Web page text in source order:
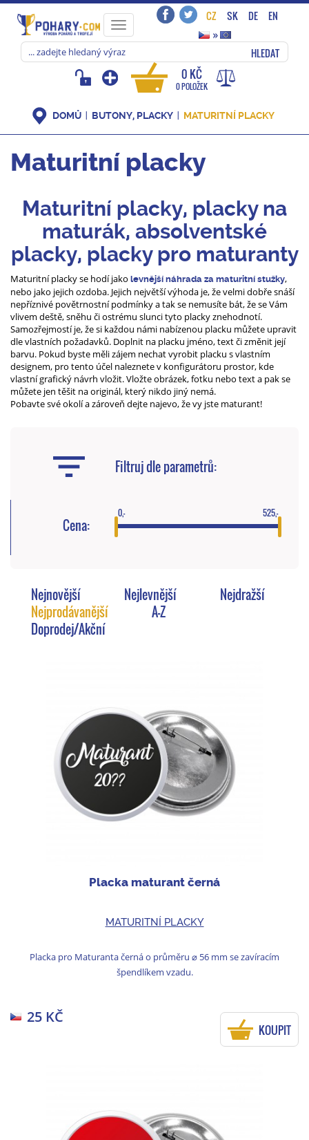
Toggle
navigation
CZ SK DE
EN
»
HLEDAT
0 KČ
0 POLOŽEK
DOMŮ BUTONY, PLACKY MATURITNÍ PLACKY
Maturitní placky
Maturitní placky, placky na
maturák, absolventské
placky, placky pro maturanty
Maturitní placky se hodí jako levnější náhrada za maturitní stužky,
nebo jako jejich ozdoba. Jejich největší výhoda je, že velmi dobře snáší
nepříznivé povětrnostní podmínky a tak se nemusíte bát, že se Vám
vlivem deště, sněhu či ostrému slunci tyto placky znehodnotí.
Samozřejmostí je, že si každou námi nabízenou placku můžete upravit
dle vlastních požadavků. Doplnit na placku jméno, text či změnit její
barvu. Pokud byste měli zájem nechat vyrobit placku s vlastním
designem, pro tento účel naleznete v konfigurátoru prostor, kde
vlastní grafický návrh vložit. Vložte obrázek, fotku nebo text a pak se
můžete jen těšit na originál, který nikdo jiný nemá.
Pobavte své okolí a zároveň dejte najevo, že vy jste maturant!
Filtruj dle parametrů:
Cena:
0,- 525,-
Nejnovější Nejlevnější
Nejdražší
Nejprodávanější
A-Z
Doprodej/Akční
Placka maturant černá
MATURITNÍ PLACKY
Placka pro Maturanta černá o průměru ⌀ 56 mm se zavíracím
špendlíkem vzadu.
25 KČ
KOUPIT